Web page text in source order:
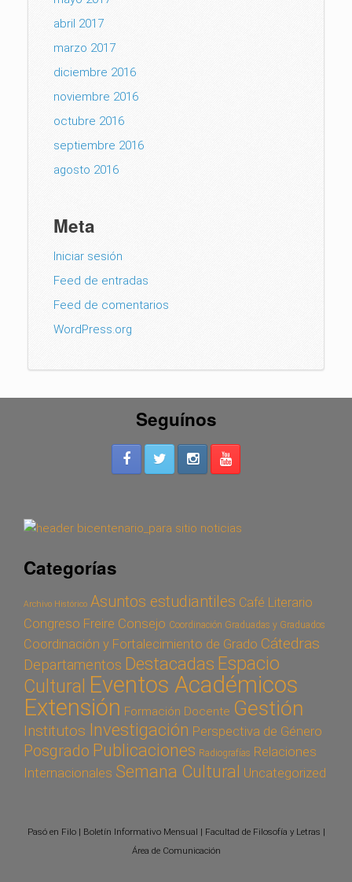
abril 2017
marzo 2017
diciembre 2016
noviembre 2016
octubre 2016
septiembre 2016
agosto 2016
Meta
Iniciar sesión
Feed de entradas
Feed de comentarios
WordPress.org
Seguínos
Categorías
Archivo Histórico Asuntos estudiantiles Café Literario
Congreso Freire Consejo Coordinación Graduadas y Graduados
Coordinación y Fortalecimiento de Grado Cátedras
Departamentos Destacadas Espacio
Cultural Eventos Académicos
Extensión Formación Docente Gestión
Institutos Investigación Perspectiva de Género
Posgrado Publicaciones Radiografías Relaciones
Internacionales Semana Cultural Uncategorized
Pasó en Filo | Boletín Informativo Mensual | Facultad de Filosofía y Letras |
Área de Comunicación